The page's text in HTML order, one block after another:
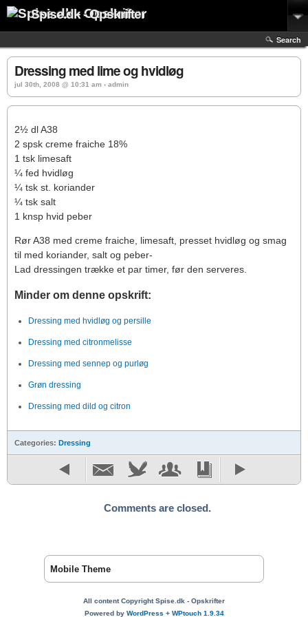
Spise.dk - Opskrifter
Search
Dressing med lime og hvidløg
jul 30th, 2008 @ 10:31 am › admin
2½ dl A38
2 spsk creme fraiche 18%
1 tsk limesaft
¼ fed hvidløg
¼ tsk st. koriander
¼ tsk salt
1 knsp hvid peber
Rør A38 med creme fraiche, limesaft, presset hvidløg og smag
til med koriander, salt og peber-
Lad dressingen trække et par timer, før den serveres.
Minder om denne opskrift:
Dressing med hvidløg og persille
Dressing med citronmelisse
Dressing med sennep og purløg
Grøn dressing
Dressing med dild og citron
Categories: Dressing
Comments are closed.
Mobile Theme
All content Copyright Spise.dk - Opskrifter
Powered by WordPress+ WPtouch 1.9.34